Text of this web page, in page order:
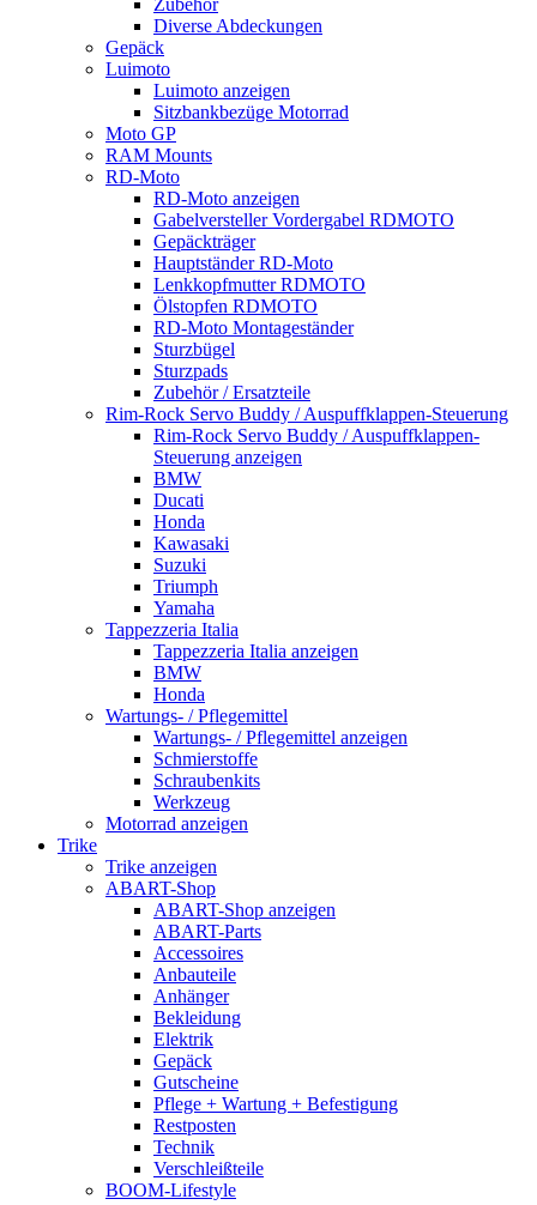
Diverse Abdeckungen
Gepäck
Luimoto
Luimoto anzeigen
Sitzbankbezüge Motorrad
Moto GP
RAM Mounts
RD-Moto
RD-Moto anzeigen
Gabelversteller Vordergabel RDMOTO
Gepäckträger
Hauptständer RD-Moto
Lenkkopfmutter RDMOTO
Ölstopfen RDMOTO
RD-Moto Montageständer
Sturzbügel
Sturzpads
Zubehör / Ersatzteile
Rim-Rock Servo Buddy / Auspuffklappen-Steuerung
Rim-Rock Servo Buddy / Auspuffklappen-
Steuerung anzeigen
BMW
Ducati
Honda
Kawasaki
Suzuki
Triumph
Yamaha
Tappezzeria Italia
Tappezzeria Italia anzeigen
BMW
Honda
Wartungs- / Pflegemittel
Wartungs- / Pflegemittel anzeigen
Schmierstoffe
Schraubenkits
Werkzeug
Motorrad anzeigen
Trike
Trike anzeigen
ABART-Shop
ABART-Shop anzeigen
ABART-Parts
Accessoires
Anbauteile
Anhänger
Bekleidung
Elektrik
Gepäck
Gutscheine
Pflege + Wartung + Befestigung
Restposten
Technik
Verschleißteile
BOOM-Lifestyle